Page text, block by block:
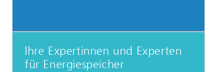
Ihre Expertinnen und Experten
für Energiespeicher